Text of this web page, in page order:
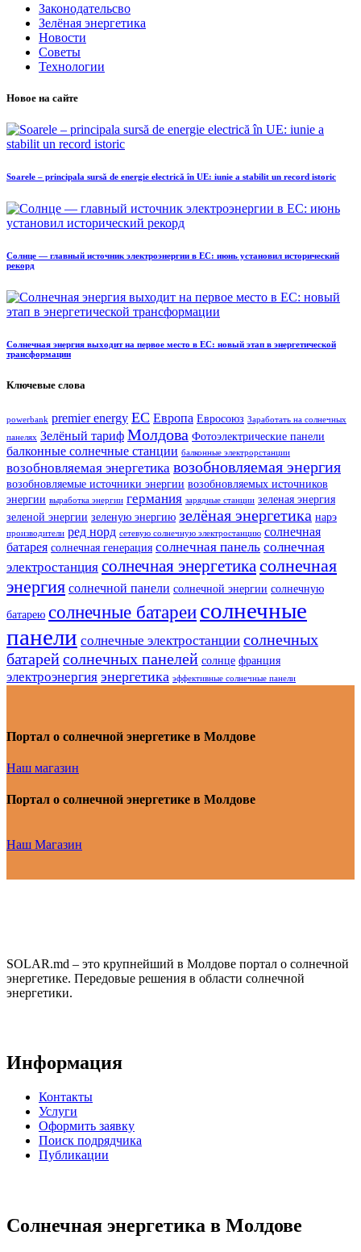
Законодательсво
Зелёная энергетика
Новости
Советы
Технологии
Новое на сайте
Soarele – principala sursă de energie electrică în UE: iunie a stabilit un record istoric
Солнце — главный источник электроэнергии в ЕС: июнь установил исторический
рекорд
Солнечная энергия выходит на первое место в ЕС: новый этап в энергетической
трансформации
Ключевые слова
powerbank premier energy ЕС Европа Евросоюз Заработать на солнечных
панелях Зелёный тариф Молдова Фотоэлектрические панели
балконные солнечные станции балконные электрорстанции
возобновляемая энергетика возобновляемая энергия
возобновляемые источники энергии возобновляемых источников
энергии выработка энергии германия зарядные станции зеленая энергия
зеленой энергии зеленую энергию зелёная энергетика нарэ
производители ред норд сетевую солнечную электростанцию солнечная
батарея солнечная генерация солнечная панель солнечная
электростанция солнечная энергетикасолнечная
энергия солнечной панели солнечной энергии солнечную
батарею солнечные батареисолнечные
панели солнечные электростанции солнечных
батарейсолнечных панелей солнце франция
электроэнергия энергетика эффективные солнечные панели
Портал о солнечной энергетике в Молдове
Наш магазин
Портал о солнечной энергетике в Молдове
Наш Магазин
SOLAR.md – это крупнейший в Молдове портал о солнечной
энергетике. Передовые решения в области солнечной
энергетики.
Информация
Контакты
Услуги
Оформить заявку
Поиск подрядчика
Публикации
Солнечная энергетика в Молдове